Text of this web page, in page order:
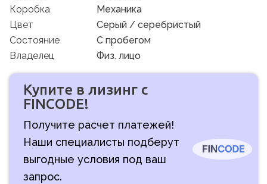
Коробка
Механика
Цвет
Серый / серебристый
Состояние
C пробегом
Владелец
Физ. лицо
Купите в лизинг с
FINCODE!
Получите расчет платежей!
Наши специалисты подберут
выгодные условия под ваш
запрос.